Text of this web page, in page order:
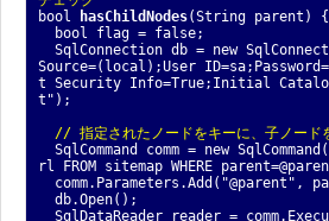
bool
hasChildNodes(String parent) {
bool flag = false;
SqlConnection db = new
Source=(local);User
t Security Info=True;Initial
t");
// 指定されたノードをキーに、子ノード
SqlCommand comm = new
rl FROM sitemap WHERE
comm.Parameters.Add("@parent",
db.Open();
SqlDataReader reader =